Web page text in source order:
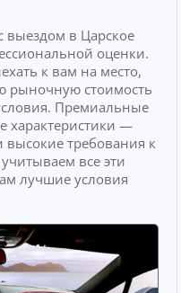
выездом в Царское
оценки.
к вам на место,
рыночную стоимость
Премиальные
характеристики —
требования к
все эти
лучшие условия